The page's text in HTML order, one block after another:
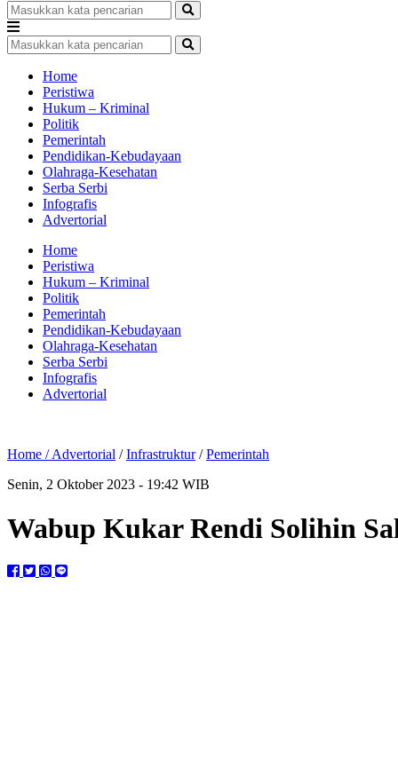
Home
Peristiwa
Hukum – Kriminal
Politik
Pemerintah
Pendidikan-Kebudayaan
Olahraga-Kesehatan
Serba Serbi
Infografis
Advertorial
Home
Peristiwa
Hukum – Kriminal
Politik
Pemerintah
Pendidikan-Kebudayaan
Olahraga-Kesehatan
Serba Serbi
Infografis
Advertorial
Home /Advertorial /Infrastruktur/Pemerintah
Senin, 2 Oktober 2023 - 19:42 WIB
Wabup Kukar Rendi Solihin